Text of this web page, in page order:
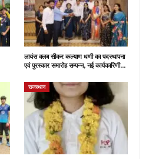
लायंस क्लब सीकर कल्याण धणी का पदस्थापना
एवं पुरस्कार समारोह सम्पन्न, नई कार्यकारिणी…
राजस्थान